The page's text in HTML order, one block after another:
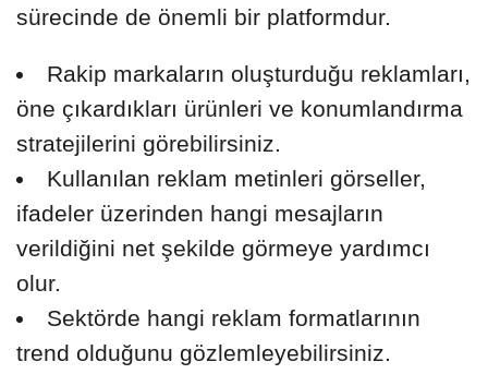
sürecinde de önemli bir platformdur.
Rakip markaların oluşturduğu reklamları,
öne çıkardıkları ürünleri ve konumlandırma
stratejilerini görebilirsiniz.
Kullanılan reklam metinleri görseller,
ifadeler üzerinden hangi mesajların
verildiğini net şekilde görmeye yardımcı
olur.
Sektörde hangi reklam formatlarının
trend olduğunu gözlemleyebilirsiniz.